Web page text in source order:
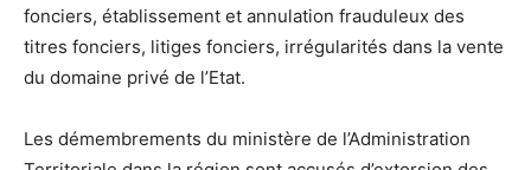
fonciers, établissement et annulation frauduleux des
titres fonciers, litiges fonciers, irrégularités dans la vente
du domaine privé de l’Etat.
Les démembrements du ministère de l’Administration